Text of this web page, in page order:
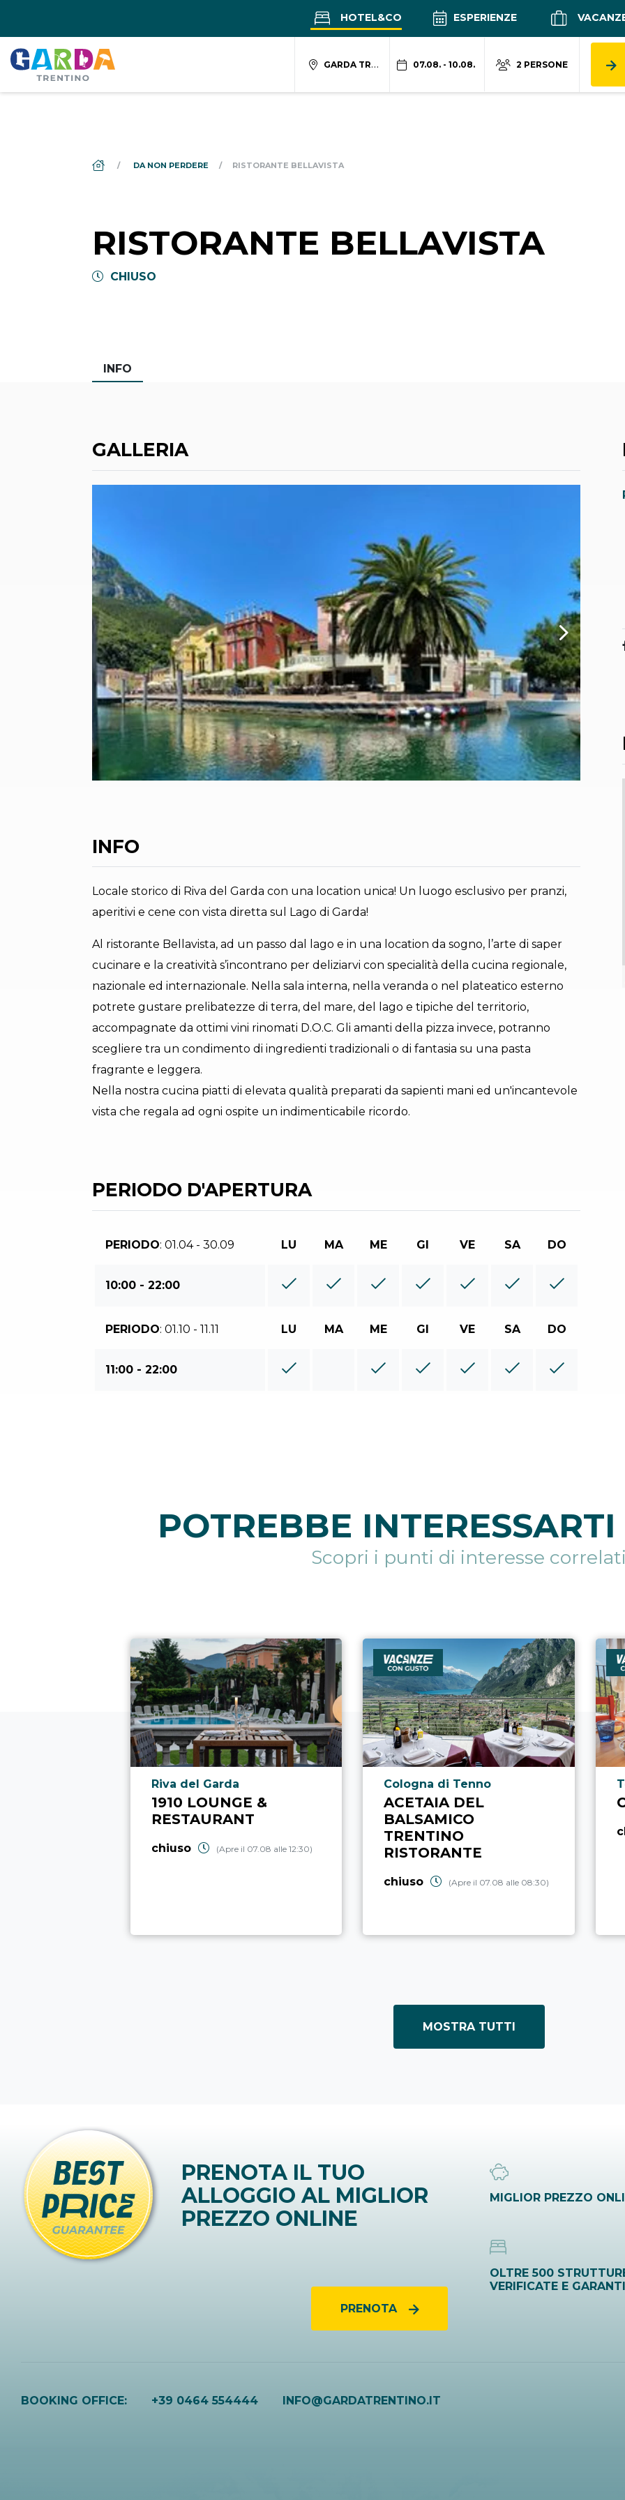
HOTEL&CO ESPERIENZE
GARDA TRENTINO 07.08. - 10.08. 2 PERSONE
DS_BREADCRUMB.HOME
DA NON PERDERE RISTORANTE BELLAVISTA
RISTORANTE BELLAVISTA
CHIUSO
INFO
GALLERIA
INFO
Locale storico di Riva del Garda con una location unica! Un luogo esclusivo per pranzi,
aperitivi e cene con vista diretta sul Lago di Garda!
Al ristorante Bellavista, ad un passo dal lago e in una location da sogno, l’arte di saper
cucinare e la creatività s’incontrano per deliziarvi con specialità della cucina regionale,
nazionale ed internazionale. Nella sala interna, nella veranda o nel plateatico esterno
potrete gustare prelibatezze di terra, del mare, del lago e tipiche del territorio,
accompagnate da ottimi vini rinomati D.O.C. Gli amanti della pizza invece, potranno
scegliere tra un condimento di ingredienti tradizionali o di fantasia su una pasta
fragrante e leggera.
Nella nostra cucina piatti di elevata qualità preparati da sapienti mani ed un'incantevole
vista che regala ad ogni ospite un indimenticabile ricordo.
PERIODO D'APERTURA
PERIODO: 01.04 - 30.09 LU MA ME GI VE SA DO
10:00 - 22:00
PERIODO: 01.10 - 11.11 LU MA ME GI VE SA DO
11:00 - 22:00
POTREBBE
Scopri i punti di interesse correlati
Località punto di interesse
Riva del Garda
1910 LOUNGE &
RESTAURANT
chiuso (Apre il 07.08 alle 12:30)
Località punto di interesse
Cologna di Tenno
ACETAIA DEL
BALSAMICO
TRENTINO
RISTORANTE
chiuso (Apre il 07.08 alle 08:30)
MOSTRA TUTTI
PRENOTA IL TUO
ALLOGGIO AL MIGLIOR
PREZZO ONLINE
PRENOTA
MIGLIOR PREZZO
OLTRE 500
VERIFICATE E
BOOKING OFFICE: +39 0464 554444 INFO@GARDATRENTINO.IT